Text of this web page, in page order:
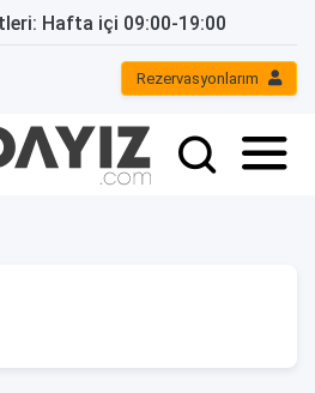
Hafta içi 09:00-19:00
Rezervasyonlarım